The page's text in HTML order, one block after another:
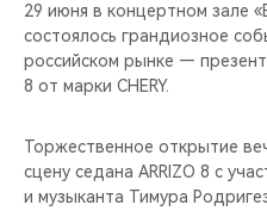
29 июня в концертном зале
состоялось грандиозное
российском рынке —
8 от марки CHERY.
Торжественное открытие
сцену седана ARRIZO 8 с
и музыканта Тимура